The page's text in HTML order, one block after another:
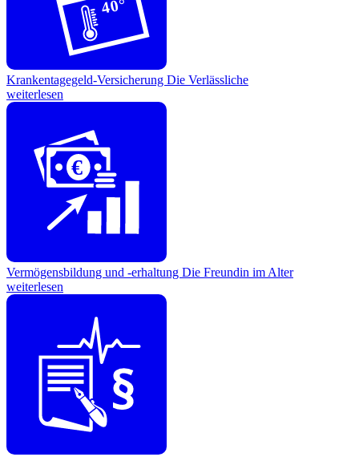
40°
Krankentagegeld-Versicherung Die Verlässliche
weiterlesen
€
Vermögensbildung und -erhaltung Die Freundin im Alter
weiterlesen